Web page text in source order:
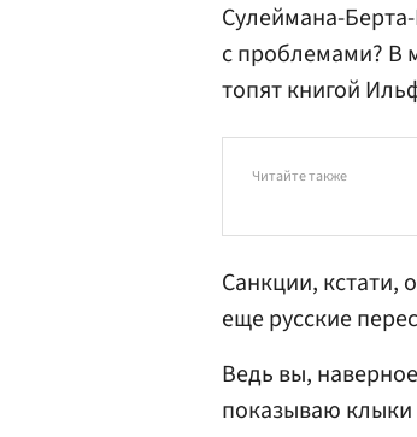
Сулеймана-
с проблемами? В
топят книгой
Читайте также
Санкции, кстати,
еще русские
Ведь вы,
показываю